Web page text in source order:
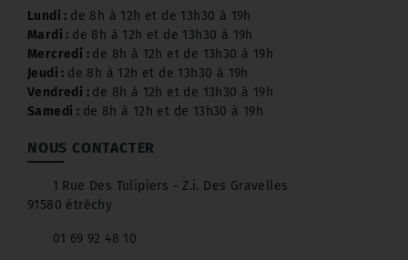
Lundi : de 8h à 12h et de 13h30 à 19h
Mardi : de 8h à 12h et de 13h30 à 19h
Mercredi : de 8h à 12h et de 13h30 à 19h
Jeudi : de 8h à 12h et de 13h30 à 19h
Vendredi : de 8h à 12h et de 13h30 à 19h
Samedi : de 8h à 12h et de 13h30 à 19h
NOUS CONTACTER
1 Rue Des Tulipiers - Z.i. Des Gravelles
91580 étréchy
01 69 92 48 10